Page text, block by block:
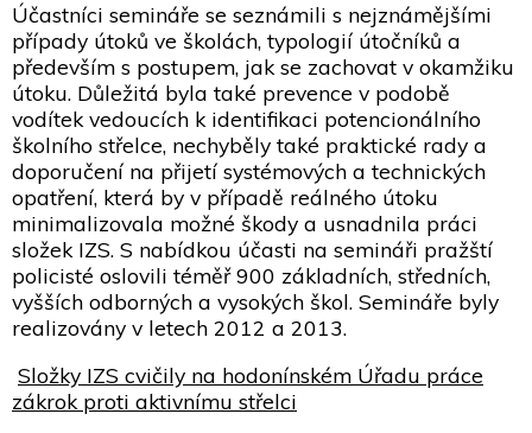
Účastníci semináře se seznámili s nejznámějšími
případy útoků ve školách, typologií útočníků a
především s postupem, jak se zachovat v okamžiku
útoku. Důležitá byla také prevence v podobě
vodítek vedoucích k identifikaci potencionálního
školního střelce, nechyběly také praktické rady a
doporučení na přijetí systémových a technických
opatření, která by v případě reálného útoku
minimalizovala možné škody a usnadnila práci
složek IZS. S nabídkou účasti na semináři pražští
policisté oslovili téměř 900 základních, středních,
vyšších odborných a vysokých škol. Semináře byly
realizovány v letech 2012 a 2013.
Složky IZS cvičily na hodonínském Úřadu práce
zákrok proti aktivnímu střelci